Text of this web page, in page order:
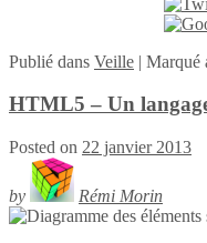
Publié dans Veille | Marqué
HTML5 – Un
Posted on 22 janvier 2013
by Rémi Morin